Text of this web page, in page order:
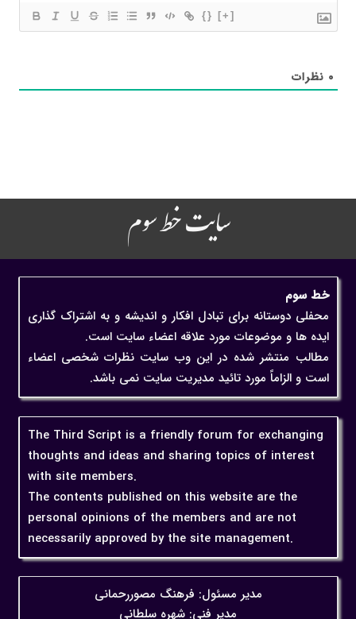
{} [+]
۰ نظرات
سایت خط سوم
خط سوم
محفلی دوستانه برای تبادل افکار و اندیشه و به اشتراک گذاری
ایده ها و موضوعات مورد علاقه اعضاء سایت است.
مطالب منتشر شده در این وب سایت نظرات شخصی اعضاء
است و الزاماً مورد تائید مدیریت سایت نمی باشد.
The Third Script is a friendly forum for exchanging
thoughts and ideas and sharing topics of interest
with site members.
The contents published on this website are the
personal opinions of the members and are not
necessarily approved by the site management.
مدیر مسئول: فرهنگ مصوررحمانی
مدیر فنی: شهره سلطانی